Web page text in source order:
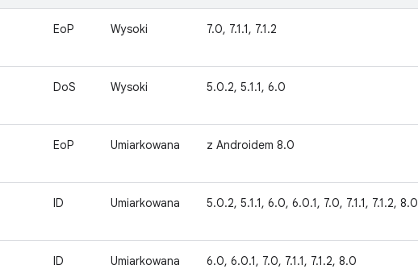
EoP Wysoki 7.0, 7.1.1, 7.1.2
DoS Wysoki 5.0.2, 5.1.1, 6.0
EoP Umiarkowana z Androidem 8.0
ID Umiarkowana 5.0.2, 5.1.1, 6.0, 6.0.1, 7.0, 7.1.1, 7.1.2, 8.0
ID Umiarkowana 6.0, 6.0.1, 7.0, 7.1.1, 7.1.2, 8.0